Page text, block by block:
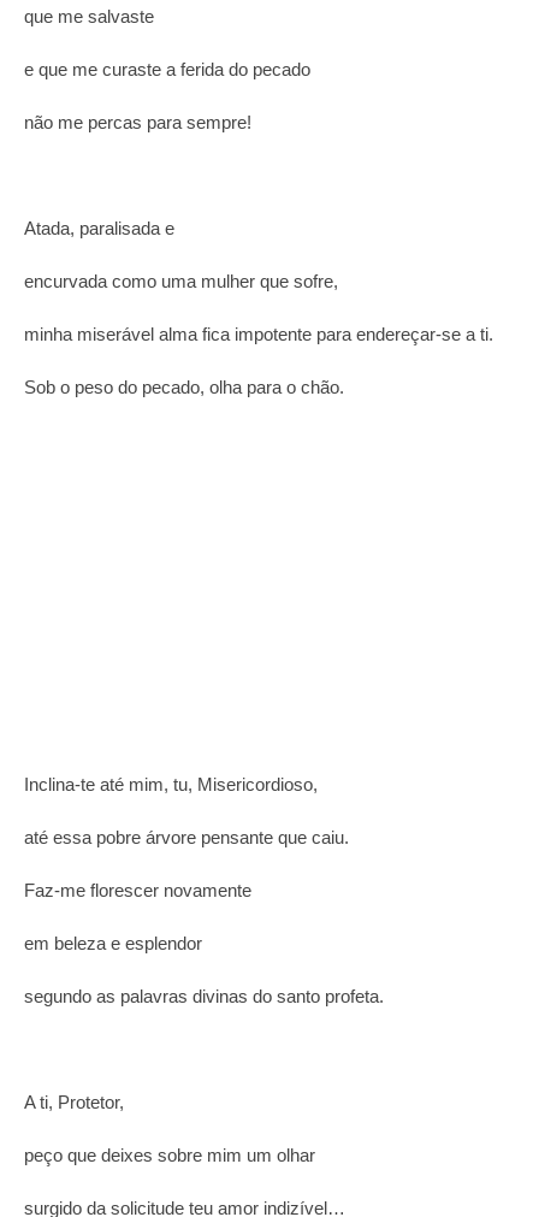
que me salvaste
e que me curaste a ferida do pecado
não me percas para sempre!
Atada, paralisada e
encurvada como uma mulher que sofre,
minha miserável alma fica impotente para endereçar-se a ti.
Sob o peso do pecado, olha para o chão.
Inclina-te até mim, tu, Misericordioso,
até essa pobre árvore pensante que caiu.
Faz-me florescer novamente
em beleza e esplendor
segundo as palavras divinas do santo profeta.
A ti, Protetor,
peço que deixes sobre mim um olhar
surgido da solicitude teu amor indizível…